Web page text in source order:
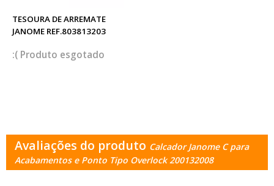
TESOURA DE ARREMATE
JANOME REF.803813203
esgotado
Avaliações do produto Calcador Janome C para
Acabamentos e Ponto Tipo Overlock 200132008